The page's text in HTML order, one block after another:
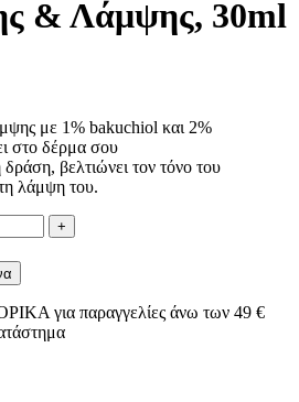
& Λάμψης, 30ml
με 1% bakuchiol και 2%
στο δέρμα σου
βελτιώνει τον τόνο του
λάμψη του.
+
για παραγγελίες άνω των 49 €